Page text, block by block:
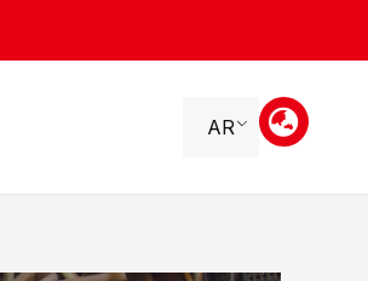
AR